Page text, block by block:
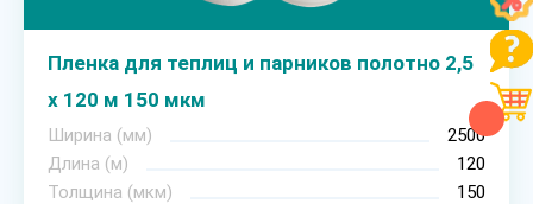
Пленка для теплиц и парников полотно 2,5
х 120 м 150 мкм
Ширина (мм)
2500
Длина (м)
120
Толщина (мкм)
150